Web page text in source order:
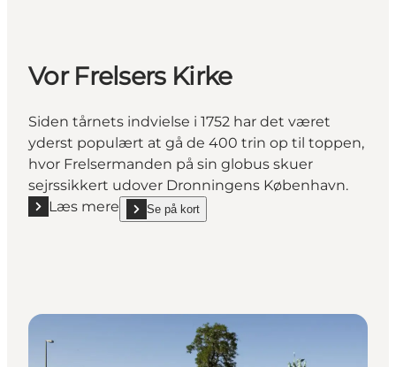
Vor Frelsers Kirke
Siden tårnets indvielse i 1752 har det været
yderst populært at gå de 400 trin op til toppen,
hvor Frelsermanden på sin globus skuer
sejrssikkert udover Dronningens København.
Læs mere
Læs mere "Vor Frelsers Kirke"
Se på kort
show Vor Frelsers Kirke on_map